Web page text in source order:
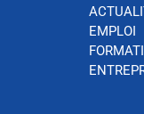
EMPLOI